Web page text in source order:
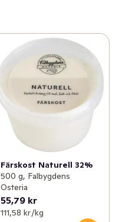
Färskost Naturell 32%
500 g, Falbygdens
Osteria
55,79 kr
111,58 kr /kg